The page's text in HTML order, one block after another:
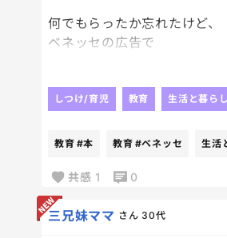
何でもらったか忘れたけど、
ベネッセの広告で
どうせぺらっぺらの本が届く
絵本大好き人間の長男にと、
ちょっと想定外にちゃんとし
ていうか普通の本！
それなりに種類もあるなかで
しつけ/育児 教育 生活と暮らし
教育 #本 教育 #ベネッセ 生活
共感 1 0
三兄妹ママ さん 30代